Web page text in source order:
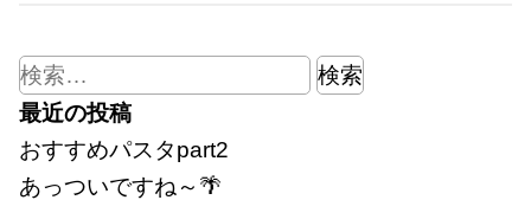
検
索:
最近の投稿
おすすめパスタpart2
あっついですね～🌴